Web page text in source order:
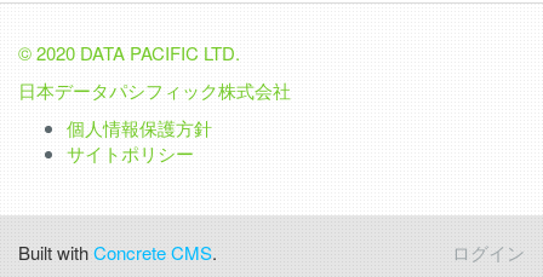
© 2020 DATA PACIFIC LTD.
日本データパシフィック株式会社
個人情報保護方針
サイトポリシー
Built withConcrete CMS. ログイン